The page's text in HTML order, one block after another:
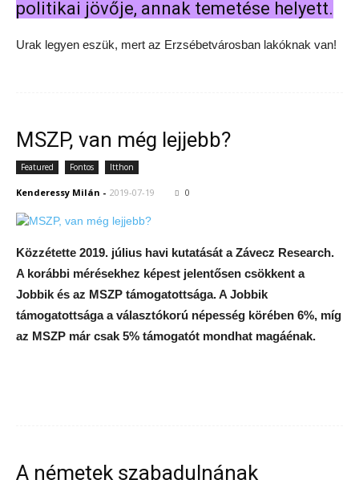
politikai jövője, annak temetése helyett.
Urak legyen eszük, mert az Erzsébetvárosban lakóknak van!
MSZP, van még lejjebb?
Featured Fontos Itthon
Kenderessy Milán - 2019-07-19 0
Közzétette 2019. július havi kutatását a Závecz Research.
A korábbi mérésekhez képest jelentősen csökkent a
Jobbik és az MSZP támogatottsága. A Jobbik
támogatottsága a választókorú népesség körében 6%, míg
az MSZP már csak 5% támogatót mondhat magáénak.
A németek szabadulnának